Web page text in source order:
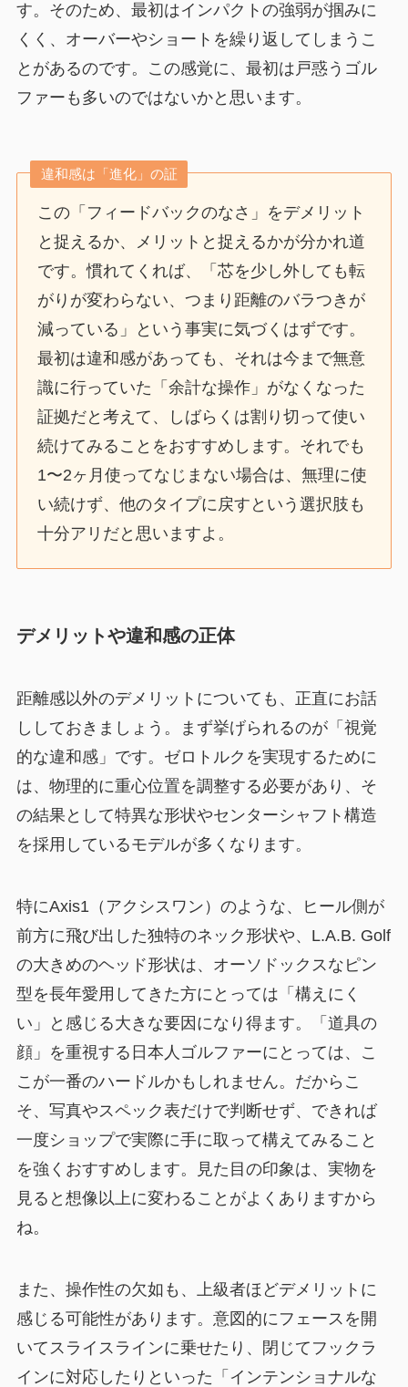
す。そのため、最初はインパクトの強弱が掴みに
くく、オーバーやショートを繰り返してしまうこ
とがあるのです。この感覚に、最初は戸惑うゴル
ファーも多いのではないかと思います。
違和感は「進化」の証
この「フィードバックのなさ」をデメリット
と捉えるか、メリットと捉えるかが分かれ道
です。慣れてくれば、「芯を少し外しても転
がりが変わらない、つまり距離のバラつきが
減っている」という事実に気づくはずです。
最初は違和感があっても、それは今まで無意
識に行っていた「余計な操作」がなくなった
証拠だと考えて、しばらくは割り切って使い
続けてみることをおすすめします。それでも
1〜2ヶ月使ってなじまない場合は、無理に使
い続けず、他のタイプに戻すという選択肢も
十分アリだと思いますよ。
デメリットや違和感の正体
距離感以外のデメリットについても、正直にお話
ししておきましょう。まず挙げられるのが「視覚
的な違和感」です。ゼロトルクを実現するために
は、物理的に重心位置を調整する必要があり、そ
の結果として特異な形状やセンターシャフト構造
を採用しているモデルが多くなります。
特にAxis1（アクシスワン）のような、ヒール側が
前方に飛び出した独特のネック形状や、L.A.B. Golf
の大きめのヘッド形状は、オーソドックスなピン
型を長年愛用してきた方にとっては「構えにく
い」と感じる大きな要因になり得ます。「道具の
顔」を重視する日本人ゴルファーにとっては、こ
こが一番のハードルかもしれません。だからこ
そ、写真やスペック表だけで判断せず、できれば
一度ショップで実際に手に取って構えてみること
を強くおすすめします。見た目の印象は、実物を
見ると想像以上に変わることがよくありますから
ね。
また、操作性の欠如も、上級者ほどデメリットに
感じる可能性があります。意図的にフェースを開
いてスライスラインに乗せたり、閉じてフックラ
インに対応したりといった「インテンショナルな